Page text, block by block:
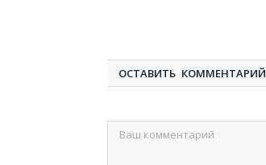
ОСТАВИТЬ КОММЕНТАРИЙ